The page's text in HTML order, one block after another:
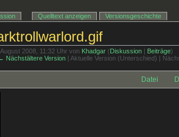
2008, 11:32 Uhr von Khadgar (Diskussion | Beiträge)
Nächstältere Version | Aktuelle Version (Unterschied) |
Datei
Quelltext anzeigen Versionsgeschichte